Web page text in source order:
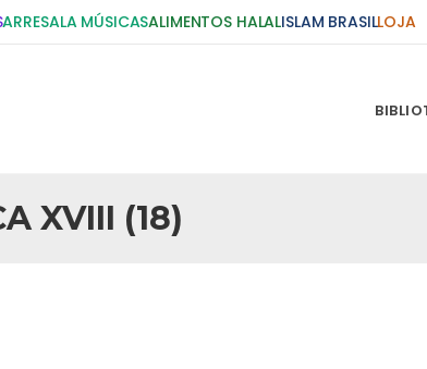
ARRESALA MÚSICASALIMENTOS HALALISLAM BRASILLOJA
XVIII (18)
25 DE SETEMBRO DE 2010